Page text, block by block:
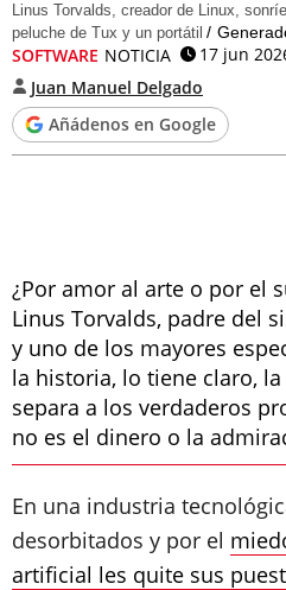
Linus Torvalds, creador de Linux,
peluche de Tux y un portátil
SOFTWARE NOTICIA
17 jun
Juan Manuel Delgado
Añádenos en Google
¿Por amor al arte o por el
Linus Torvalds, padre del
y uno de los mayores
la historia, lo tiene claro,
separa a los verdaderos
no es el dinero o la
En una industria
desorbitados y por el
artificial les quite sus